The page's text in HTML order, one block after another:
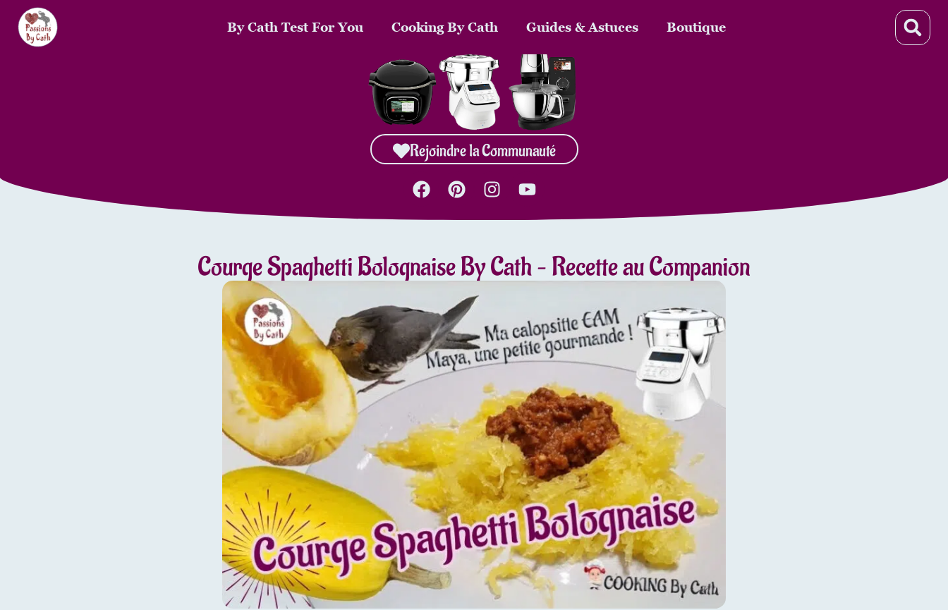
By Cath Test For You Cooking By Cath Guides & Astuces Boutique
Rejoindre la Communauté
Courge Spaghetti Bolognaise By Cath – Recette au Companion